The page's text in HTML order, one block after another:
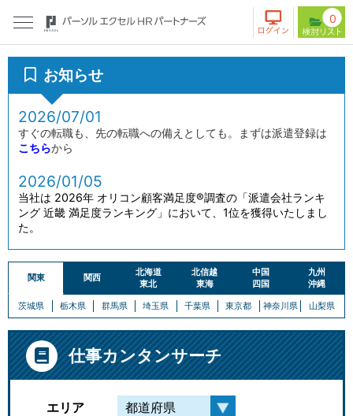
0
お知らせ
2026/07/01
すぐの転職も、先の転職への備えとしても。まずは派遣登録は
こちらから
2026/01/05
当社は 2026年 オリコン顧客満足度®調査の「派遣会社ランキ
ング 近畿 満足度ランキング」において、1位を獲得いたしまし
た。
関東 関西
北海道
東北
北信越
東海
中国
四国
九州
沖縄
茨城県
栃木県 群馬県 埼玉県 千葉県 東京都 神奈川県 山梨県
仕事カンタンサーチ
エリア